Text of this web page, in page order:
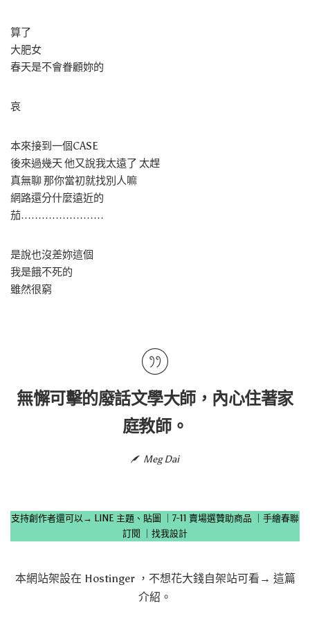
算了
大肥女
春天是不會眷顧妳的
哀
本來接到一個CASE
後來過幾天 他又說我太遠了 太趕
真無聊 那你當初就找別人嘛
網路還分什麼遠近的
茄……………………
是說也沒差妳這個
我是餓不死的
雖然很窮
無懈可擊的廢話文學大師，內心住著家
庭教師。
Meg Dai
支持創作者還可以→ LINE 主題、貼圖 7-11 賣場選贊助商品
手繪春聯
訂閱
找我設計
本網站架設在 Hostinger，不想花大錢自架站可看→ 這篇
介紹 。